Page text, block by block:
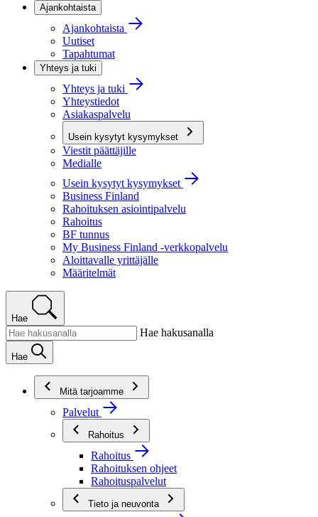
Ajankohtaista
Ajankohtaista
Uutiset
Tapahtumat
Yhteys ja tuki
Yhteys ja tuki
Yhteystiedot
Asiakaspalvelu
Usein kysytyt kysymykset
Viestit päättäjille
Medialle
Usein kysytyt kysymykset
Business Finland
Rahoituksen asiointipalvelu
Rahoitus
BF tunnus
My Business Finland -verkkopalvelu
Aloittavalle yrittäjälle
Määritelmät
Hae
Hae hakusanalla
Hae
Mitä tarjoamme
Palvelut
Rahoitus
Rahoitus
Rahoituksen ohjeet
Rahoituspalvelut
Tieto ja neuvonta